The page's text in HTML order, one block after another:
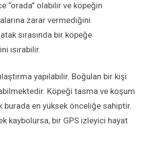
“orada” olabilir ve köpeğin
zarar vermediğini
sırasında bir köpeğe
ısırabilir.
yapılabilir. Boğulan bir kişi
Köpeği tasma ve koşum
burada en yüksek önceliğe sahiptir.
kaybolursa, bir GPS izleyici hayat